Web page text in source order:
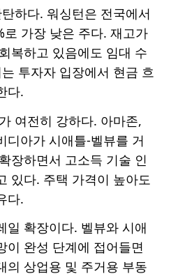
하다. 워싱턴은 전국에서
로 가장 낮은 주다. 재고가
복하고 있음에도 임대 수
투자자 입장에서 현금 흐
다.
여전히 강하다. 아마존,
디아가 시애틀-벨뷰를 거
장하면서 고소득 기술 인
있다. 주택 가격이 높아도
다.
일 확장이다. 벨뷰와 시애
이 완성 단계에 접어들면
의 상업용 및 주거용 부동